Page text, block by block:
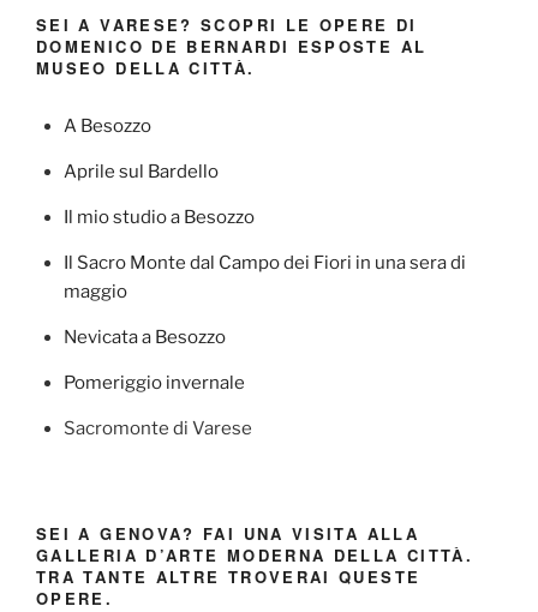
SEI A VARESE? SCOPRI LE OPERE DI
DOMENICO DE BERNARDI ESPOSTE AL
MUSEO DELLA CITTÀ.
A Besozzo
Aprile sul Bardello
Il mio studio a Besozzo
Il Sacro Monte dal Campo dei Fiori in una sera di
maggio
Nevicata a Besozzo
Pomeriggio invernale
Sacromonte di Varese
SEI A GENOVA? FAI UNA VISITA ALLA
GALLERIA D’ARTE MODERNA DELLA CITTÀ.
TRA TANTE ALTRE TROVERAI QUESTE
OPERE.